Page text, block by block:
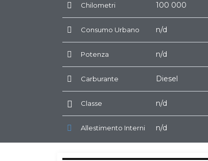
Chilometri 100 000
Consumo Urbano n/d
Potenza n/d
Carburante Diesel
Classe n/d
Allestimento Interni n/d